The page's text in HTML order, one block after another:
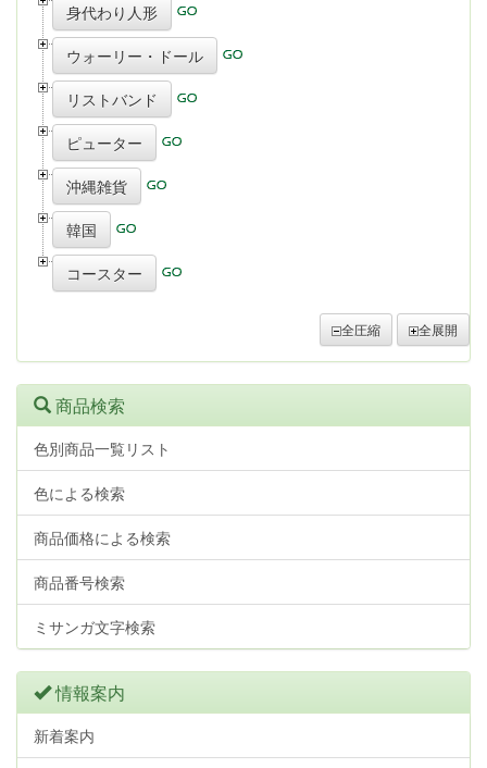
身代わり人形
ウォーリー・ドール
リストバンド
ピューター
沖縄雑貨
韓国
コースター
全圧縮 全展開
商品検索
色別商品一覧リスト
色による検索
商品価格による検索
商品番号検索
ミサンガ文字検索
情報案内
新着案内